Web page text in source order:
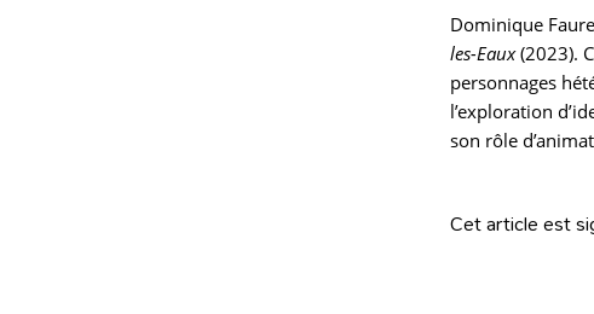
Dominique
les-Eaux(2023).
personnages
l’exploration
son rôle
Cet article est